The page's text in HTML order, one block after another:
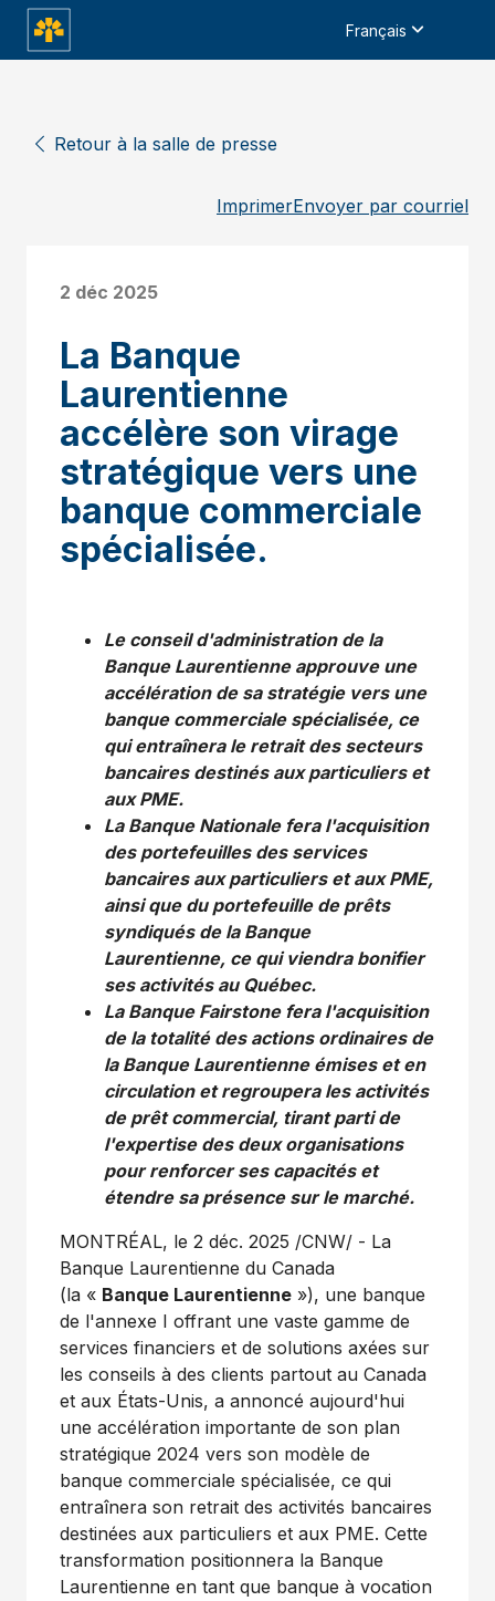
Français
Retour à la salle de presse
ImprimerEnvoyer par courriel
2 déc 2025
La Banque
Laurentienne
accélère son virage
stratégique vers une
banque commerciale
spécialisée.
Le conseil d'administration de la
Banque Laurentienne approuve une
accélération de sa stratégie vers une
banque commerciale spécialisée, ce
qui entraînera le retrait des secteurs
bancaires destinés aux particuliers et
aux PME.
La Banque Nationale fera l'acquisition
des portefeuilles des services
bancaires aux particuliers et aux PME,
ainsi que du portefeuille de prêts
syndiqués de la Banque
Laurentienne, ce qui viendra bonifier
ses activités au Québec.
La Banque Fairstone fera l'acquisition
de la totalité des actions ordinaires de
la Banque Laurentienne émises et en
circulation et regroupera les activités
de prêt commercial, tirant parti de
l'expertise des deux organisations
pour renforcer ses capacités et
étendre sa présence sur le marché.
MONTRÉAL, le 2 déc. 2025 /CNW/ - La
Banque Laurentienne du Canada
(la « Banque Laurentienne »), une banque
de l'annexe I offrant une vaste gamme de
services financiers et de solutions axées sur
les conseils à des clients partout au Canada
et aux États-Unis, a annoncé aujourd'hui
une accélération importante de son plan
stratégique 2024 vers son modèle de
banque commerciale spécialisée, ce qui
entraînera son retrait des activités bancaires
destinées aux particuliers et aux PME. Cette
transformation positionnera la Banque
Laurentienne en tant que banque à vocation